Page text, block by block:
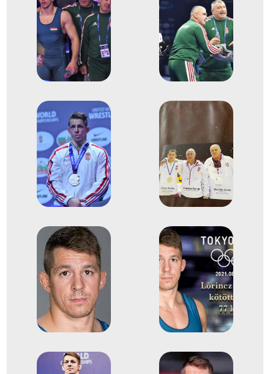
Kötöttfogású 77kg 2
2014
Üzbegisztán
kötöttfogású világbajnokság
2006
2006. ápr.
Oroszország
kötöttfogású Európa-
bajnokság